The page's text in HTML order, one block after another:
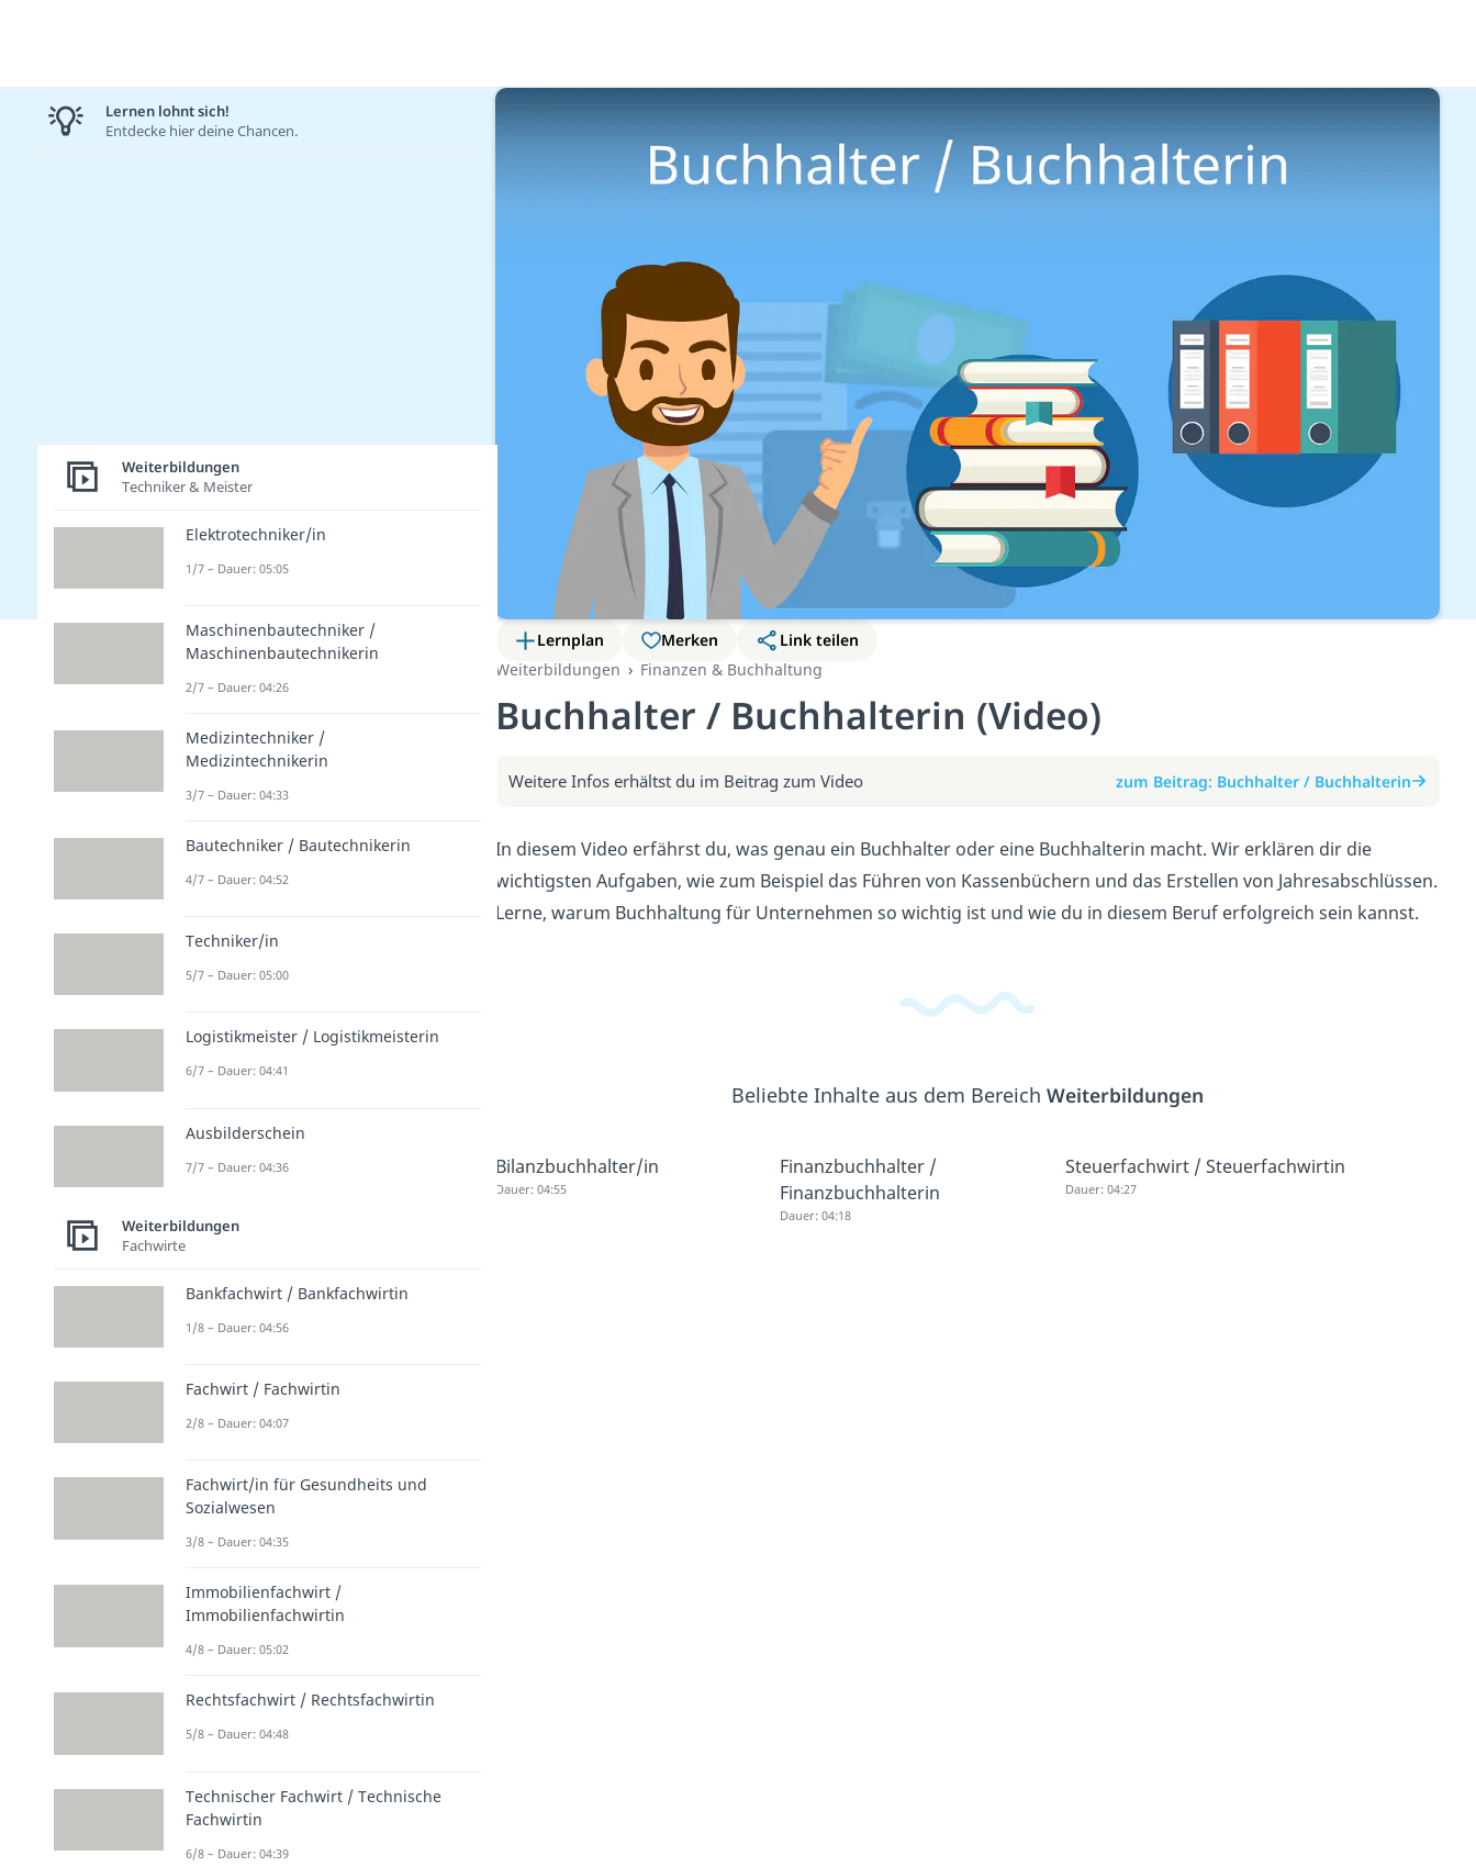
Lernplan Merken
Link teilen
Weiterbildungen
Finanzen & Buchhaltung
Buchhalter / Buchhalterin (Video)
Weitere Infos erhältst du im Beitrag zum Video zum Beitrag: Buchhalter / Buchhalterin
In diesem Video erfährst du, was genau ein Buchhalter oder eine Buchhalterin macht. Wir erklären dir die
wichtigsten Aufgaben, wie zum Beispiel das Führen von Kassenbüchern und das Erstellen von Jahresabschlüssen.
Lerne, warum Buchhaltung für Unternehmen so wichtig ist und wie du in diesem Beruf erfolgreich sein kannst.
Beliebte Inhalte aus dem Bereich Weiterbildungen
Bilanzbuchhalter/in
Dauer: 04:55
Finanzbuchhalter /
Finanzbuchhalterin
Dauer: 04:18
Steuerfachwirt / Steuerfachwirtin
Dauer: 04:27
Lernen lohnt sich!
Entdecke hier deine Chancen.
Weiterbildungen
Techniker & Meister
Elektrotechniker/in
1/7 – Dauer: 05:05
Maschinenbautechniker /
Maschinenbautechnikerin
2/7 – Dauer: 04:26
Medizintechniker /
Medizintechnikerin
3/7 – Dauer: 04:33
Bautechniker / Bautechnikerin
4/7 – Dauer: 04:52
Techniker/in
5/7 – Dauer: 05:00
Logistikmeister / Logistikmeisterin
6/7 – Dauer: 04:41
Ausbilderschein
7/7 – Dauer: 04:36
Weiterbildungen
Fachwirte
Bankfachwirt / Bankfachwirtin
1/8 – Dauer: 04:56
Fachwirt / Fachwirtin
2/8 – Dauer: 04:07
Fachwirt/in für Gesundheits und
Sozialwesen
3/8 – Dauer: 04:35
Immobilienfachwirt /
Immobilienfachwirtin
4/8 – Dauer: 05:02
Rechtsfachwirt / Rechtsfachwirtin
5/8 – Dauer: 04:48
Technischer Fachwirt / Technische
Fachwirtin
6/8 – Dauer: 04:39